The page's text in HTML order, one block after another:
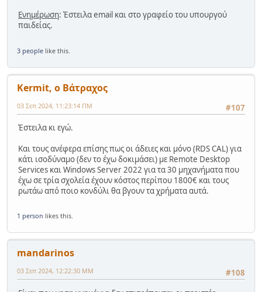
Ενημέρωση: Έστειλα email και στο γραφείο του υπουργού
παιδείας.
3 people like this.
Kermit, ο Βάτραχος
#107
03 Σεπ 2024, 11:23:14 ΠΜ
Έστειλα κι εγώ.
Και τους ανέφερα επίσης πως οι άδειες και μόνο (RDS CAL) για
κάτι ισοδύναμο (δεν το έχω δοκιμάσει) με Remote Desktop
Services και Windows Server 2022 για τα 30 μηχανήματα που
έχω σε τρία σχολεία έχουν κόστος περίπου 1800€ και τους
ρωτάω από ποιο κονδύλι θα βγουν τα χρήματα αυτά.
1 person likes this.
mandarinos
#108
03 Σεπ 2024, 12:22:30 ΜΜ